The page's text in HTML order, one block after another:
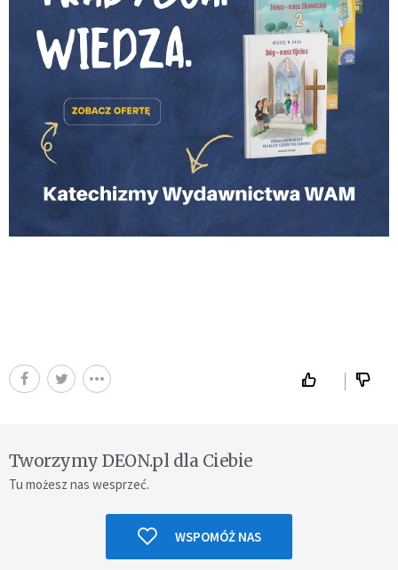
Tworzymy DEON.pl dla Ciebie
Tu możesz nas wesprzeć.
WSPOMÓŻ NAS